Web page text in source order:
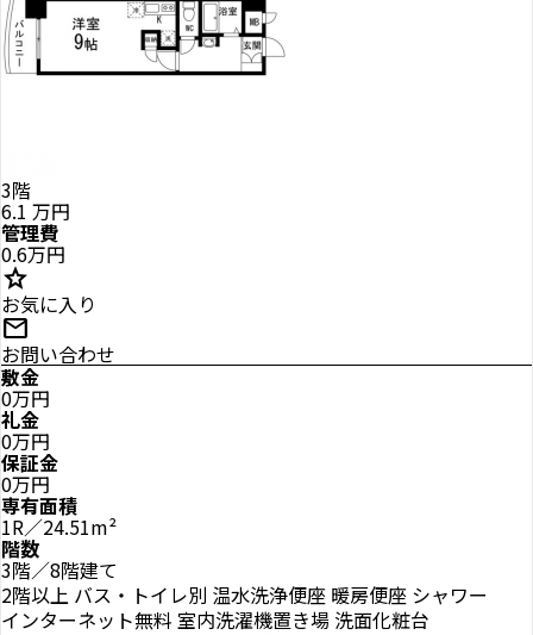
3階
6.1 万円
管理費
0.6万円
star
お気に入り
mail
お問い合わせ
敷金
0万円
礼金
0万円
保証金
0万円
専有面積
1R／24.51m²
階数
3階／8階建て
2階以上 バス・トイレ別 温水洗浄便座 暖房便座 シャワー
インターネット無料 室内洗濯機置き場 洗面化粧台